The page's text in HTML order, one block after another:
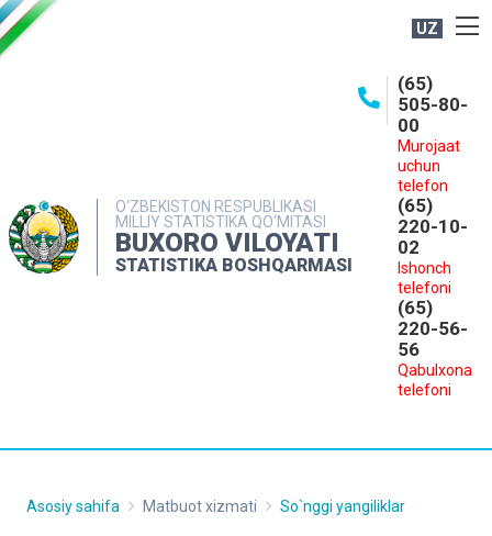
UZ
O‘ZBEKISTON RESPUBLIKASI
MILLIY STATISTIKA QO‘MITASI
BUXORO VILOYATI
STATISTIKA BOSHQARMASI
(65)
505-80-
00
Murojaat
uchun
telefon
(65)
220-10-
02
Ishonch
telefoni
(65)
220-56-
56
Qabulxona
telefoni
MATBUOT XIZMATI
MUROJAATLAR
Asosiy sahifa Matbuot xizmati So`nggi yangiliklar